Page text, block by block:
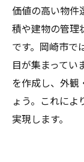
価値の高い物件
積や建物の管理
です。岡崎市で
目が集まってい
を作成し、外観
ょう。これによ
実現します。